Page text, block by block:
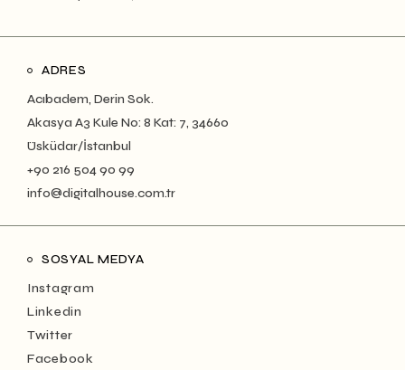
ADRES
Acıbadem, Derin Sok.
Akasya A3 Kule No: 8 Kat: 7, 34660
Üsküdar/İstanbul
+90 216 504 90 99
info@digitalhouse.com.tr
SOSYAL MEDYA
Instagram
Linkedin
Twitter
Facebook